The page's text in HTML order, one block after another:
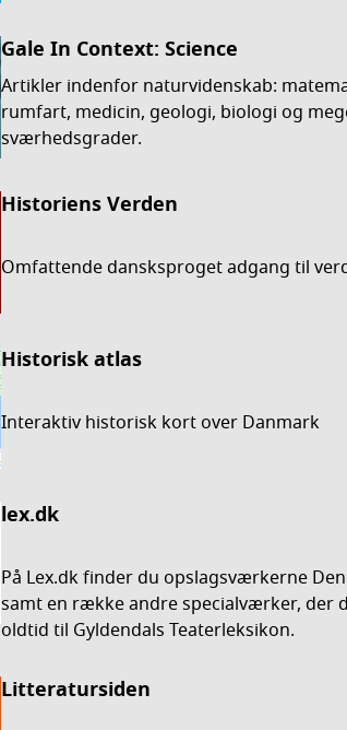
Gale In Context: Science
Artikler indenfor naturvidenskab:
rumfart, medicin, geologi, biologi og
sværhedsgrader.
Historiens Verden
Omfattende dansksproget adgang til
Historisk atlas
Interaktiv historisk kort over Danmark
lex.dk
På Lex.dk finder du opslagsværkerne
samt en række andre specialværker, der
oldtid til Gyldendals Teaterleksikon.
Litteratursiden